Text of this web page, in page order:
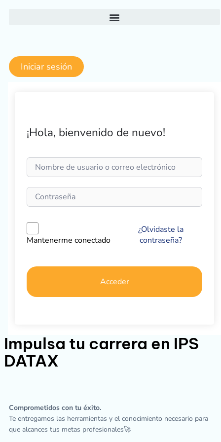
Iniciar sesión
¡Hola, bienvenido de nuevo!
Mantenerme conectado
¿Olvidaste la
contraseña?
Acceder
Impulsa tu carrera en IPS
DATAX
Comprometidos con tu éxito.
Te entregamos las herramientas y el conocimiento necesario para
que alcances tus metas profesionales🚀